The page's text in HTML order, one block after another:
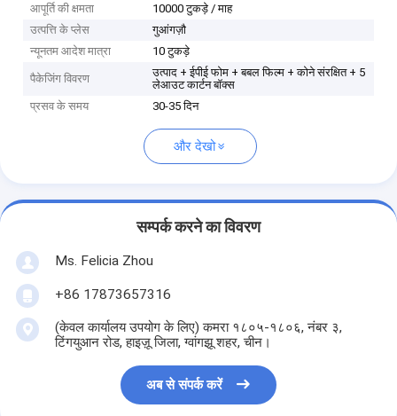
आपूर्ति की क्षमता
10000 टुकड़े / माह
उत्पत्ति के प्लेस
गुआंगज़ौ
न्यूनतम आदेश मात्रा
10 टुकड़े
पैकेजिंग विवरण
उत्पाद + ईपीई फोम + बबल फिल्म + कोने संरक्षित + 5
लेआउट कार्टन बॉक्स
प्रसव के समय
30-35 दिन
और देखो
सम्पर्क करने का विवरण
Ms. Felicia Zhou
+86 17873657316
(केवल कार्यालय उपयोग के लिए) कमरा १८०५-१८०६, नंबर ३,
टिंगयुआन रोड, हाइज़ू जिला, ग्वांगझू शहर, चीन।
अब से संपर्क करें